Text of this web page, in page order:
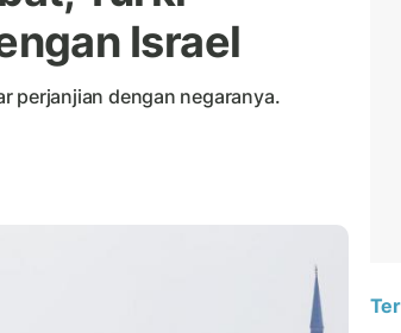
Israel
perjanjian dengan negaranya.